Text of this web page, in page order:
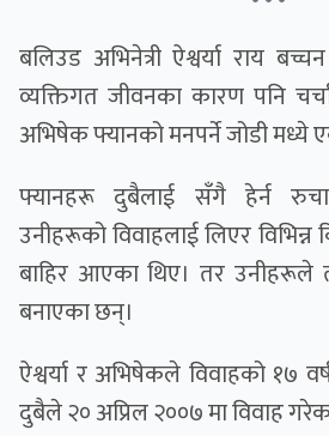
बलिउड अभिनेत्री ऐश्वर्या राय
व्यक्तिगत जीवनका कारण पनि
अभिषेक फ्यानको मनपर्ने जोडी मध्ये
फ्यानहरू दुबैलाई सँगै हेर्न
उनीहरूको विवाहलाई लिएर
बाहिर आएका थिए। तर उनीहरूले
बनाएका छन्।
ऐश्वर्या र अभिषेकले विवाहको १७
दुबैले २० अप्रिल २००७ मा विवाह